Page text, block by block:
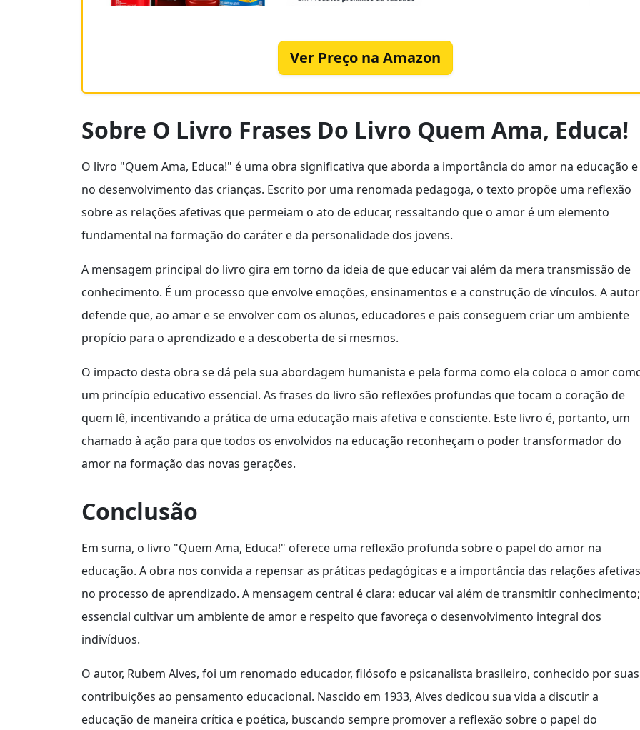
Ver Preço na Amazon
Sobre O Livro Frases Do Livro Quem Ama, Educa!
O livro "Quem Ama, Educa!" é uma obra significativa que aborda a importância do amor na educação e
no desenvolvimento das crianças. Escrito por uma renomada pedagoga, o texto propõe uma reflexão
sobre as relações afetivas que permeiam o ato de educar, ressaltando que o amor é um elemento
fundamental na formação do caráter e da personalidade dos jovens.
A mensagem principal do livro gira em torno da ideia de que educar vai além da mera transmissão de
conhecimento. É um processo que envolve emoções, ensinamentos e a construção de vínculos. A
defende que, ao amar e se envolver com os alunos, educadores e pais conseguem criar um ambiente
propício para o aprendizado e a descoberta de si mesmos.
O impacto desta obra se dá pela sua abordagem humanista e pela forma como ela coloca o amor
um princípio educativo essencial. As frases do livro são reflexões profundas que tocam o coração de
quem lê, incentivando a prática de uma educação mais afetiva e consciente. Este livro é, portanto, um
chamado à ação para que todos os envolvidos na educação reconheçam o poder transformador do
amor na formação das novas gerações.
Conclusão
Em suma, o livro "Quem Ama, Educa!" oferece uma reflexão profunda sobre o papel do amor na
educação. A obra nos convida a repensar as práticas pedagógicas e a importância das relações afetivas
no processo de aprendizado. A mensagem central é clara: educar vai além de transmitir
essencial cultivar um ambiente de amor e respeito que favoreça o desenvolvimento integral dos
indivíduos.
O autor, Rubem Alves, foi um renomado educador, filósofo e psicanalista brasileiro, conhecido por suas
contribuições ao pensamento educacional. Nascido em 1933, Alves dedicou sua vida a discutir a
educação de maneira crítica e poética, buscando sempre promover a reflexão sobre o papel do